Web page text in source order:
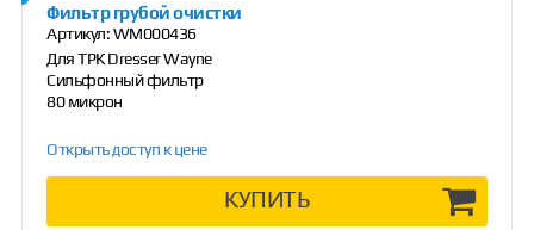
Фильтр грубой очистки
Артикул:WM000436
Для ТРК Dresser Wayne
Сильфонный фильтр
80 микрон
Открыть доступ к цене
КУПИТЬ